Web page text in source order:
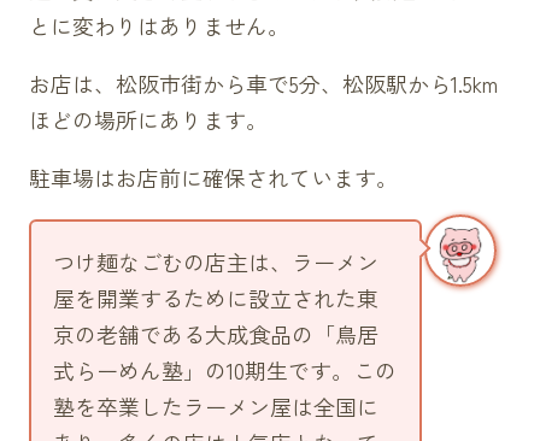
とに変わりはありません。
お店は、松阪市街から車で5分、松阪駅から1.5km
ほどの場所にあります。
駐車場はお店前に確保されています。
つけ麺なごむの店主は、ラーメン
屋を開業するために設立された東
京の老舗である大成食品の 「鳥居
式らーめん塾」 の10期生です。この
塾を卒業したラーメン屋は全国に